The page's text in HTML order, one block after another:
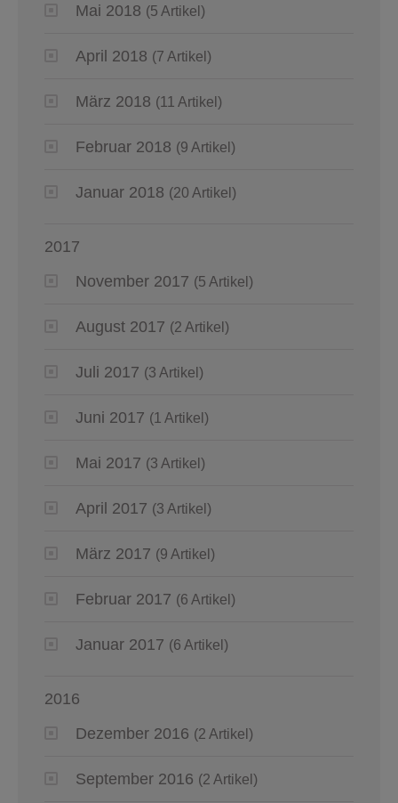
Mai 2018 (5 Artikel)
April 2018 (7 Artikel)
März 2018 (11 Artikel)
Februar 2018 (9 Artikel)
Januar 2018 (20 Artikel)
2017
November 2017 (5 Artikel)
August 2017 (2 Artikel)
Juli 2017 (3 Artikel)
Juni 2017 (1 Artikel)
Mai 2017 (3 Artikel)
April 2017 (3 Artikel)
März 2017 (9 Artikel)
Februar 2017 (6 Artikel)
Januar 2017 (6 Artikel)
2016
Dezember 2016 (2 Artikel)
September 2016 (2 Artikel)